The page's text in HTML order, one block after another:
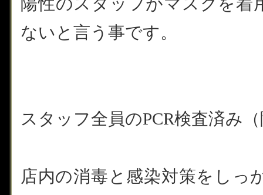
ないと言う事です。
スタッフ全員のPCR検査済み
店内の消毒と感染対策をしっ